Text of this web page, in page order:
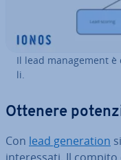
Il lead ma­na­ge­ment
li.
Ottenere
Con lead ge­ne­ra­tion